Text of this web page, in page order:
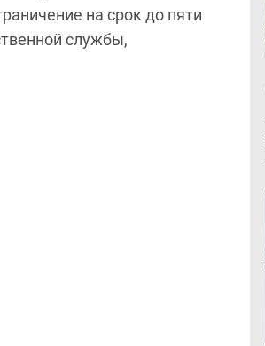
на срок до пяти
службы,